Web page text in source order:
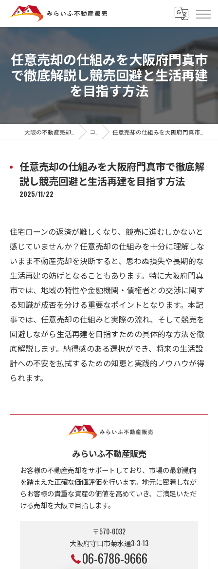
任意売却の仕組みを大阪府門真市
で徹底解説し競売回避と生活再建
を目指す方法
コラム 任意売却の仕組みを大阪府門真市で徹底解説し競売回避と生活再建を目指す方法
任意売却の仕組みを大阪府門真市で徹底解
説し競売回避と生活再建を目指す方法
2025/11/22
住宅ローンの返済が難しくなり、競売に進むしかないと
感じていませんか？任意売却の仕組みを十分に理解しな
いまま不動産売却を決断すると、思わぬ損失や長期的な
生活再建の妨げとなることもあります。特に大阪府門真
市では、地域の特性や金融機関・債権者との交渉に関す
る知識が成否を分ける重要なポイントとなります。本記
事では、任意売却の仕組みと実際の流れ、そして競売を
回避しながら生活再建を目指すための具体的な方法を徹
底解説します。納得感のある選択ができ、将来の生活設
計への不安を払拭するための知恵と実践的ノウハウが得
られます。
みらいふ不動産販売
お客様の不動産売却をサポートしており、市場の最新動向
を踏まえた正確な価値評価を行います。地元に密着しなが
らお客様の貴重な資産の価値を高めていき、ご満足いただ
ける売却を大阪で目指します。
〒570-0032
大阪府守口市菊水通3-3-13
06-6786-9666